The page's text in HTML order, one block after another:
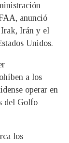
anunció
Irak, Irán y el
Unidos.
a los
operar en
del Golfo
los